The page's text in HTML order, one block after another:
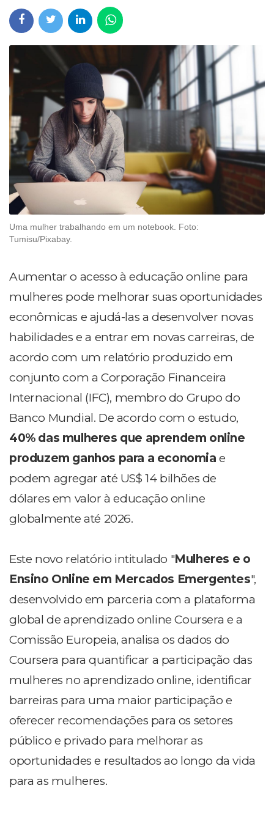
Uma mulher trabalhando em um notebook. Foto:
Tumisu/Pixabay.
Aumentar o acesso à educação online para
mulheres pode melhorar suas oportunidades
econômicas e ajudá-las a desenvolver novas
habilidades e a entrar em novas carreiras, de
acordo com um relatório produzido em
conjunto com a Corporação Financeira
Internacional (IFC), membro do Grupo do
Banco Mundial. De acordo com o estudo,
40% das mulheres que aprendem online
produzem ganhos para a economia e
podem agregar até US$ 14 bilhões de
dólares em valor à educação online
globalmente até 2026.
Este novo relatório intitulado "Mulheres e o
Ensino Online em Mercados Emergentes",
desenvolvido em parceria com a plataforma
global de aprendizado online Coursera e a
Comissão Europeia, analisa os dados do
Coursera para quantificar a participação das
mulheres no aprendizado online, identificar
barreiras para uma maior participação e
oferecer recomendações para os setores
público e privado para melhorar as
oportunidades e resultados ao longo da vida
para as mulheres.